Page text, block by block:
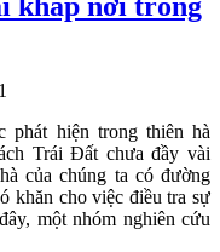
phát hiện trong thiên hà
Trái Đất chưa đầy vài
của chúng ta có đường
khăn cho việc điều tra sự
một nhóm nghiên cứu